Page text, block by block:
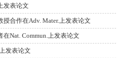
发表论文
合作在Adv. Mater.上发表论文
Nat. Commun.上发表论文
发表论文